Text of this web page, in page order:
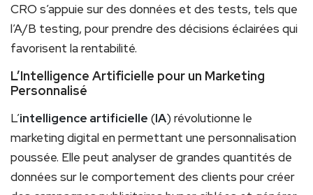
CRO s’appuie sur des données et des tests, tels que
l’A/B testing, pour prendre des décisions éclairées qui
favorisent la rentabilité.
L’Intelligence Artificielle pour un Marketing
Personnalisé
L’intelligence artificielle (IA) révolutionne le
marketing digital en permettant une personnalisation
poussée. Elle peut analyser de grandes quantités de
données sur le comportement des clients pour créer